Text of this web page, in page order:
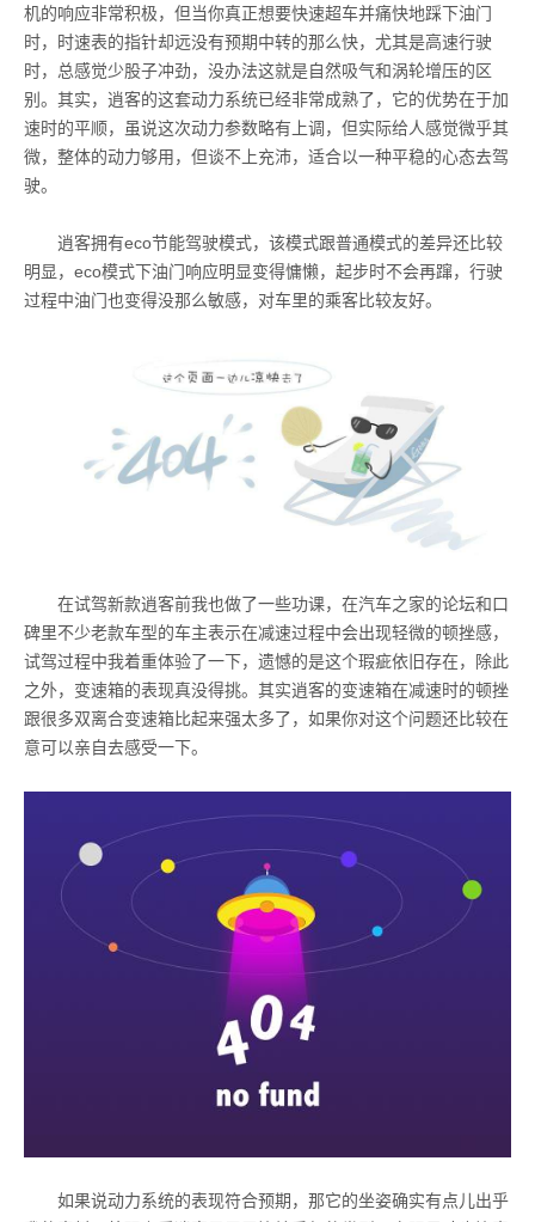
机的响应非常积极，但当你真正想要快速超车并痛快地踩下油门
时，时速表的指针却远没有预期中转的那么快，尤其是高速行驶
时，总感觉少股子冲劲，没办法这就是自然吸气和涡轮增压的区
别。其实，逍客的这套动力系统已经非常成熟了，它的优势在于加
速时的平顺，虽说这次动力参数略有上调，但实际给人感觉微乎其
微，整体的动力够用，但谈不上充沛，适合以一种平稳的心态去驾
驶。
逍客拥有eco节能驾驶模式，该模式跟普通模式的差异还比较
明显， eco模式下油门响应明显变得慵懒，起步时不会再蹿，行驶
过程中油门也变得没那么敏感，对车里的乘客比较友好。
在试驾新款逍客前我也做了一些功课，在汽车之家的论坛和口
碑里不少老款车型的车主表示在减速过程中会出现轻微的顿挫感，
试驾过程中我着重体验了一下，遗憾的是这个瑕疵依旧存在，除此
之外，变速箱的表现真没得挑。其实逍客的变速箱在减速时的顿挫
跟很多双离合变速箱比起来强太多了，如果你对这个问题还比较在
意可以亲自去感受一下。
如果说动力系统的表现符合预期，那它的坐姿确实有点儿出乎